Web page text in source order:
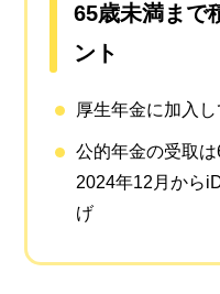
65歳未満まで
ント
厚生年金に加入
公的年金の受取
2024年12月から
げ